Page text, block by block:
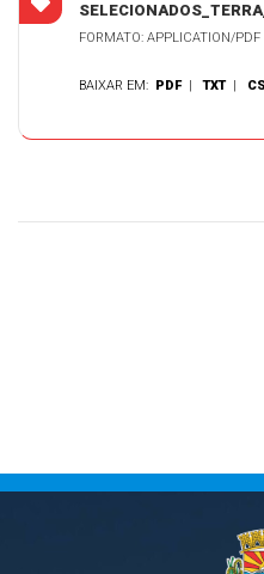
FORMATO: APPLICATION/PDF
BAIXAR EM: PDF |TXT |